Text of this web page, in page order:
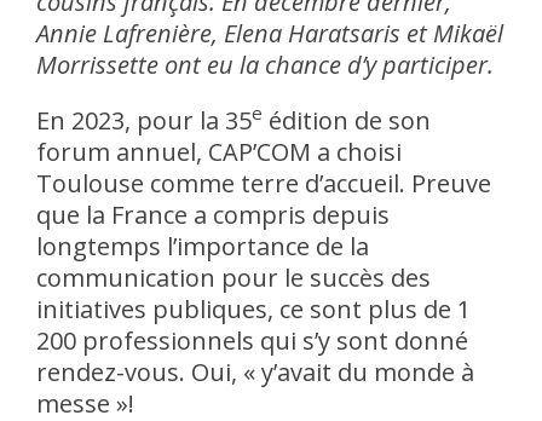
Annie Lafrenière, Elena Haratsaris et Mikaël
Morrissette ont eu la chance d’y participer.
En 2023, pour la 35e édition de son
forum annuel, CAP’COM a choisi
Toulouse comme terre d’accueil. Preuve
que la France a compris depuis
longtemps l’importance de la
communication pour le succès des
initiatives publiques, ce sont plus de 1
200 professionnels qui s’y sont donné
rendez-vous. Oui, « y’avait du monde à
messe »!